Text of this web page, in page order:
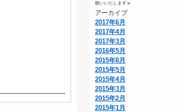
願いいたしますｗ
アーカイブ
2017年6月
2017年4月
2017年3月
2016年5月
2015年8月
2015年5月
2015年4月
2015年3月
2015年2月
2015年1月